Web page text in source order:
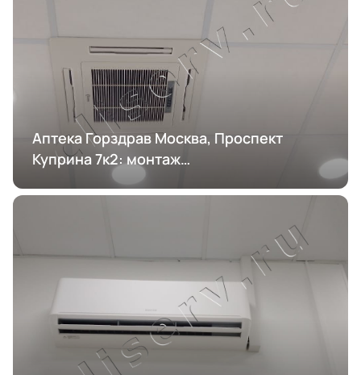
Аптека Горздрав Москва, Проспект
Куприна 7к2: монтаж
кондиционирования